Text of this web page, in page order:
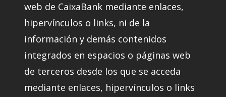
web de CaixaBank mediante enlaces,
hipervínculos o links, ni de la
información y demás contenidos
integrados en espacios o páginas web
de terceros desde los que se acceda
mediante enlaces, hipervínculos o links